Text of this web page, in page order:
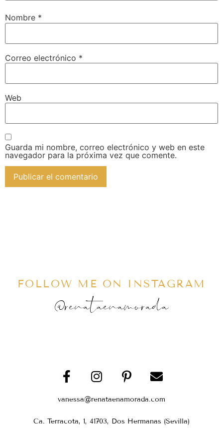
Nombre *
Correo electrónico *
Web
Guarda mi nombre, correo electrónico y web en este
navegador para la próxima vez que comente.
FOLLOW ME ON INSTAGRAM
@renataenamorada
vanessa@renataenamorada.com
Ca. Terracota, 1, 41703, Dos Hermanas (Sevilla)